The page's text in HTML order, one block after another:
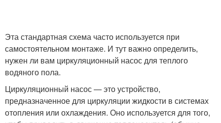
Эта стандартная схема часто используется при
самостоятельном монтаже. И тут важно определить,
нужен ли вам циркуляционный насос для теплого
водяного пола.
Циркуляционный насос — это устройство,
предназначенное для циркуляции жидкости в системах
отопления или охлаждения. Оно используется для того,